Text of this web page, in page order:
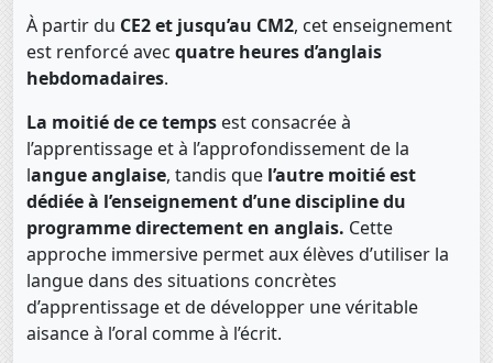
À partir du CE2 et jusqu’au CM2, cet enseignement
est renforcé avec quatre heures d’anglais
hebdomadaires.
La moitié de ce temps est consacrée à
l’apprentissage et à l’approfondissement de la
langue anglaise, tandis que l’autre moitié est
dédiée à l’enseignement d’une discipline du
programme directement en anglais. Cette
approche immersive permet aux élèves d’utiliser la
langue dans des situations concrètes
d’apprentissage et de développer une véritable
aisance à l’oral comme à l’écrit.